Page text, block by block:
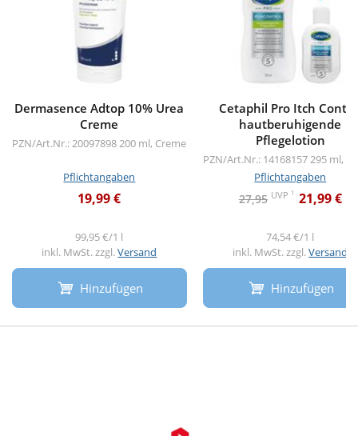
Dermasence Adtop 10% Urea
Creme
PZN/Art.Nr.: 20097898200 ml, Creme
Pflichtangaben
19,99 €
99,95 €/1 l
inkl. MwSt. zzgl.Versand
Hinzufügen
Cetaphil Pro Itch
hautberuhigende
Pflegelotion
PZN/Art.Nr.: 14168157295 ml,
Pflichtangaben
27,95 UVP 1 21,99 €
74,54 €/1 l
inkl. MwSt. zzgl.Versand
Hinzufügen